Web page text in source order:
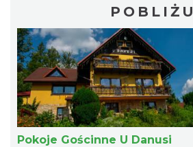
POBLIŻU
Pokoje Gościnne U Danusi